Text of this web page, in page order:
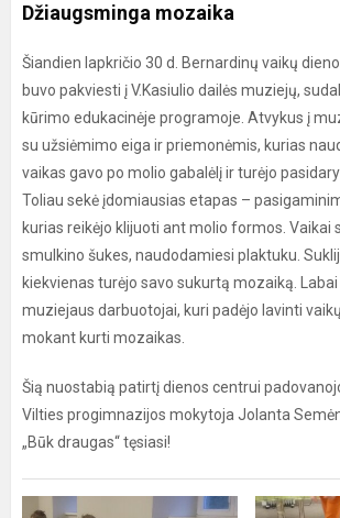
Džiaugsminga mozaika
Šiandien lapkričio 30 d. Bernardinų vaikų
buvo pakviesti į V.Kasiulio dailės muziejų,
kūrimo edukacinėje programoje. Atvykus į
su užsiėmimo eiga ir priemonėmis, kurias
vaikas gavo po molio gabalėlį ir turėjo
Toliau sekė įdomiausias etapas –
kurias reikėjo klijuoti ant molio formos. Vaikai
smulkino šukes, naudodamiesi plaktuku.
kiekvienas turėjo savo sukurtą mozaiką.
muziejaus darbuotojai, kuri padėjo lavinti
mokant kurti mozaikas.
Šią nuostabią patirtį dienos centrui
Vilties progimnazijos mokytoja Jolanta
„Būk draugas“ tęsiasi!